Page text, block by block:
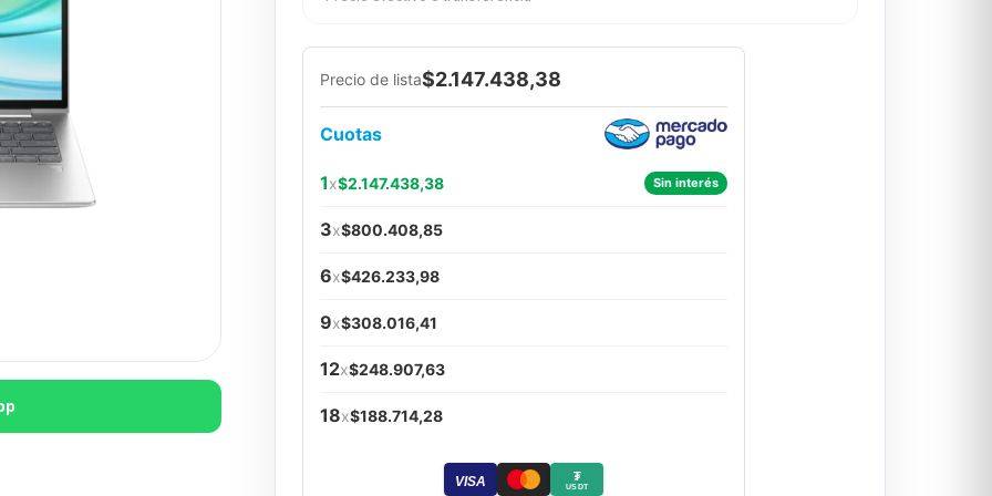
Precio de lista$2.147.438,38
Cuotas
1x$2.147.438,38 Sin interés
3x$800.408,85
6x$426.233,98
9x$308.016,41
12x$248.907,63
18x$188.714,28
VISA ₮
USDT